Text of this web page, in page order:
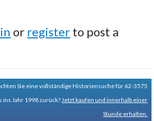
or register to post a
Sie eine vollständige Historiensuche für 62-3575
ins Jahr 1998 zurück? Jetzt kaufen und innerhalb einer
Stunde erhalten.